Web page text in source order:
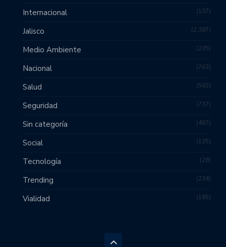
Internacional 107
Jalisco 2,387
Medio Ambiente 235
Nacional 763
Salud 583
Seguridad 737
Sin categoría 467
Social 135
Tecnología 28
Trending 234
Vialidad 165